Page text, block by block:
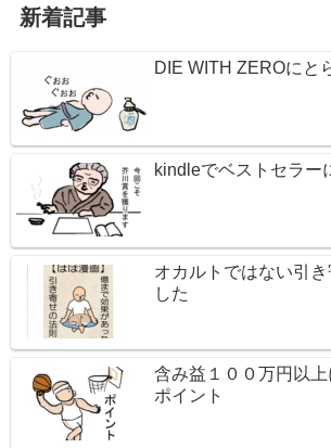
新着記事
DIE WITH ZEROにと
kindleでベストセラー
オカルトではない引
した
含み益１００万円以
ポイント